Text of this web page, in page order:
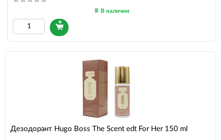
В наличии
Дезодорант Hugo Boss The Scent edt For Her 150 ml